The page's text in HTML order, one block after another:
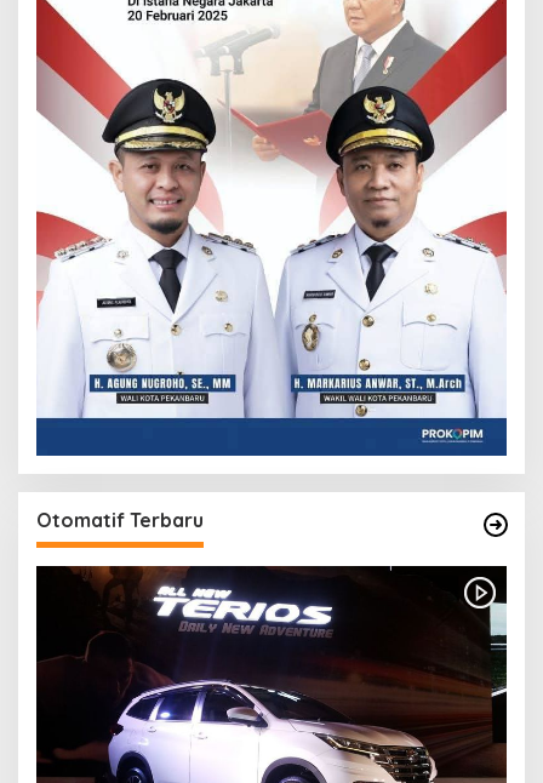
Otomatif Terbaru